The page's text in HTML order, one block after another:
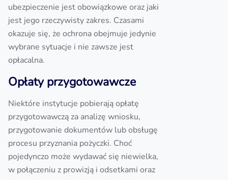
ubezpieczenie jest obowiązkowe oraz jaki
jest jego rzeczywisty zakres. Czasami
okazuje się, że ochrona obejmuje jedynie
wybrane sytuacje i nie zawsze jest
opłacalna.
Opłaty przygotowawcze
Niektóre instytucje pobierają opłatę
przygotowawczą za analizę wniosku,
przygotowanie dokumentów lub obsługę
procesu przyznania pożyczki. Choć
pojedynczo może wydawać się niewielka,
w połączeniu z prowizją i odsetkami oraz